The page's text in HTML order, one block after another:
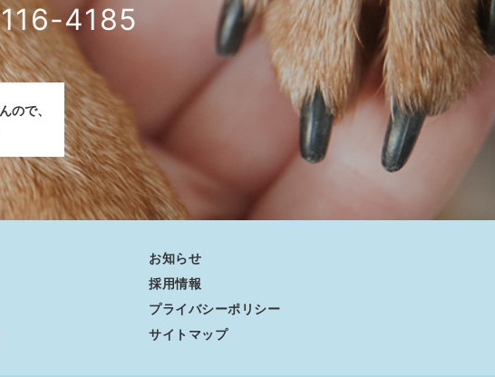
4185
ので、
お知らせ
採用情報
プライバシーポリシー
サイトマップ